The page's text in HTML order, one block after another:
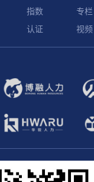
指数 专栏
认证 视频